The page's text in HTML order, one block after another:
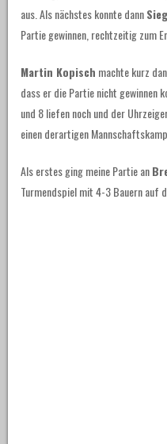
aus. Als nächstes konnte dann
Partie gewinnen, rechtzeitig zum
Martin Kopisch machte kurz
dass er die Partie nicht gewinnen
und 8 liefen noch und der
einen derartigen
Als erstes ging meine Partie an
Turmendspiel mit 4-3 Bauern auf